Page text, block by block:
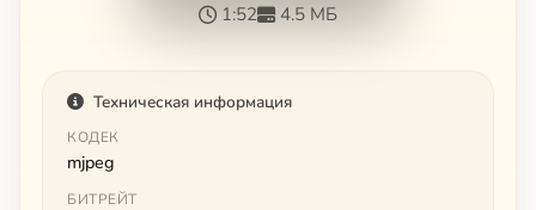
1:52 4.5 МБ
Техническая информация
КОДЕК
mjpeg
БИТРЕЙТ